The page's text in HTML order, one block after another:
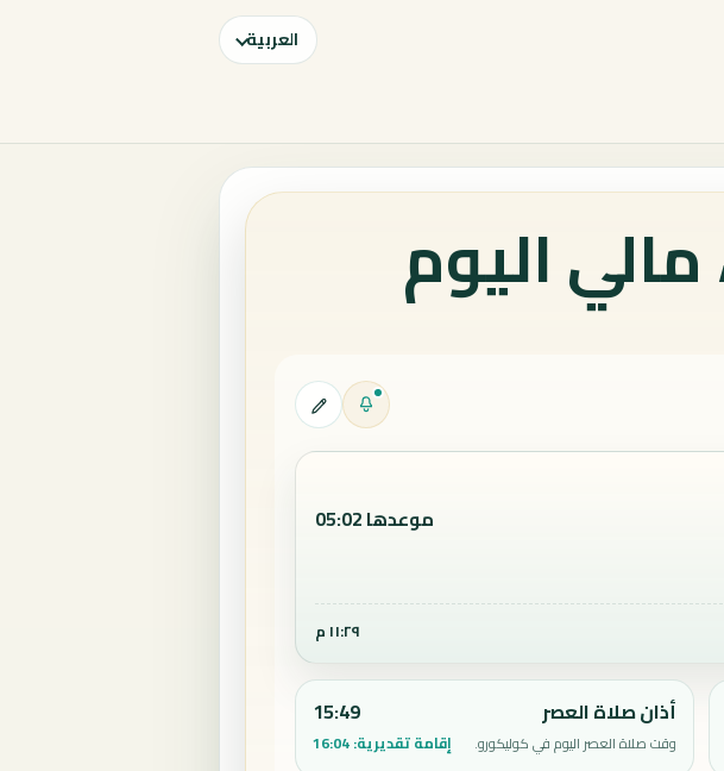
العربية
اليوم
موعدها 05:02
١١:٢٩ م
أذان صلاة العصر
وقت صلاة العصر اليوم في كوليكورو.
15:49
إقامة تقديرية:16:04